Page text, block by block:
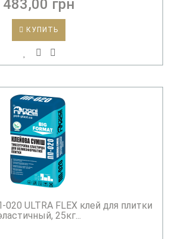
483,00 грн
КУПИТЬ
ULTRA FLEX клей для плитки
25кг...